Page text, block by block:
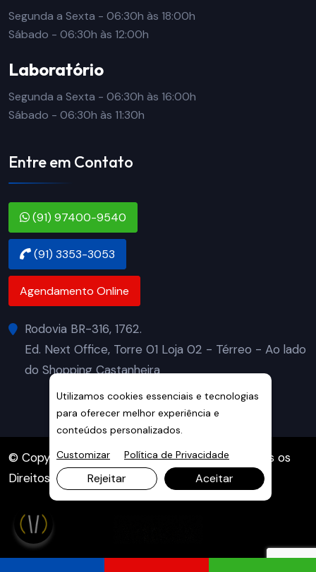
Segunda a Sexta - 06:30h às 18:00h
Sábado - 06:30h às 12:00h
Laboratório
Segunda a Sexta - 06:30h às 16:00h
Sábado - 06:30h às 11:30h
Entre em Contato
(91) 97400-9540
(91) 3353-3053
Agendamento Online
Rodovia BR-316, 1762.
Ed. Next Office, Torre 01 Loja 02 - Térreo - Ao lado
do Shopping Castanheira
© Copyright 2026. DIVIA Marketing Digital. Todos os
Direitos Reservados
Utilizamos cookies essenciais e tecnologias
para oferecer melhor experiência e
conteúdos personalizados.
Customizar
Política de Privacidade
Rejeitar Aceitar